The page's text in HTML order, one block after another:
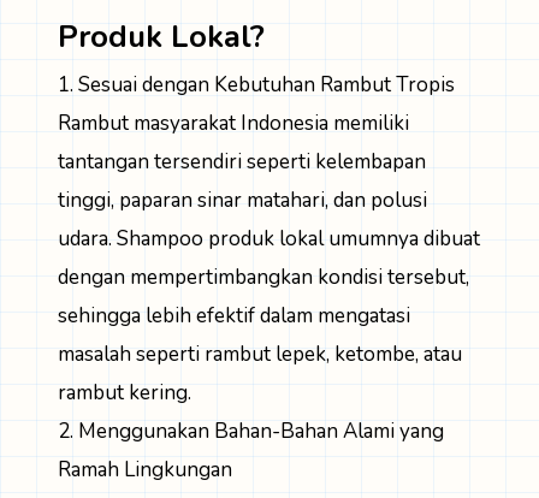
Produk Lokal?
1. Sesuai dengan Kebutuhan Rambut Tropis
Rambut masyarakat Indonesia memiliki
tantangan tersendiri seperti kelembapan
tinggi, paparan sinar matahari, dan polusi
udara. Shampoo produk lokal umumnya dibuat
dengan mempertimbangkan kondisi tersebut,
sehingga lebih efektif dalam mengatasi
masalah seperti rambut lepek, ketombe, atau
rambut kering.
2. Menggunakan Bahan-Bahan Alami yang
Ramah Lingkungan